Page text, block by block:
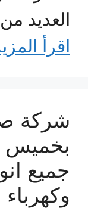
العديد
اقرأ
شركة
بخميس
جميع
وكهرباء